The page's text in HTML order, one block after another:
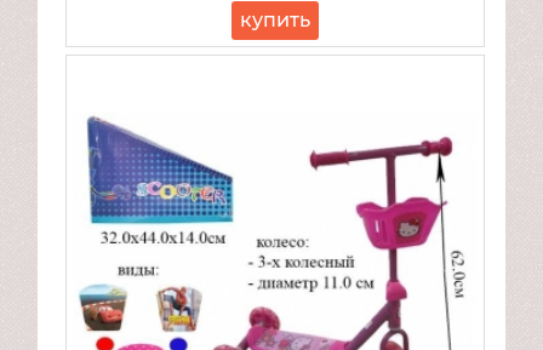
купить